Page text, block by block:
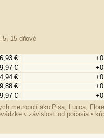
5, 15 dňové
€
€
€
€
€
metropolí ako Pisa, Lucca,
v závislosti od počasia •